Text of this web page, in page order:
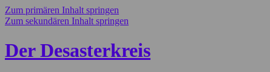
Zum primären Inhalt springen
Zum sekundären Inhalt springen
Der Desasterkreis